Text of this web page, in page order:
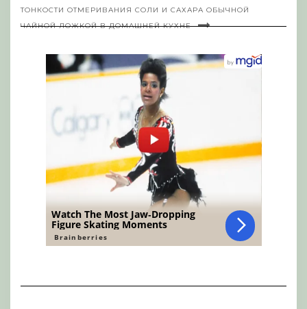
ТОНКОСТИ ОТМЕРИВАНИЯ СОЛИ И САХАРА ОБЫЧНОЙ
ЧАЙНОЙ ЛОЖКОЙ В ДОМАШНЕЙ КУХНЕ